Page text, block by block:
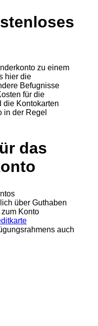
zu einem
hier die
Befugnisse
für die
die Kontokarten
in der Regel
das
über Guthaben
zum Konto
auch